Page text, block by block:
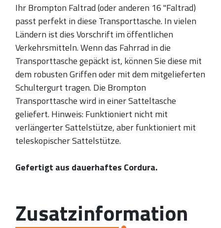
Ihr Brompton Faltrad (oder anderen 16 "Faltrad)
passt perfekt in diese Transporttasche. In vielen
Ländern ist dies Vorschrift im öffentlichen
Verkehrsmitteln. Wenn das Fahrrad in die
Transporttasche gepäckt ist, können Sie diese mit
dem robusten Griffen oder mit dem mitgelieferten
Schultergurt tragen. Die Brompton
Transporttasche wird in einer Satteltasche
geliefert. Hinweis: Funktioniert nicht mit
verlängerter Sattelstütze, aber funktioniert mit
teleskopischer Sattelstütze.
Gefertigt aus dauerhaftes Cordura.
Zusatzinformation